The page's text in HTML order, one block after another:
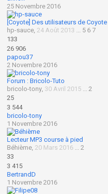
25 Novembre 2016
[Coyote] Des utilisateurs de
hp-sauce,24 Août 2013 ... 5 6 7
133
26 906
papou37
2 Novembre 2016
Forum : Bricolo-Tuto
bricolo-tony, 30 Avril 2015 ... 2
25
3 544
bricolo-tony
1 Novembre 2016
Lecteur MP3 course à pied
Béhième,20 Mars 2016 ... 2
33
3 415
BertrandD
1 Novembre 2016